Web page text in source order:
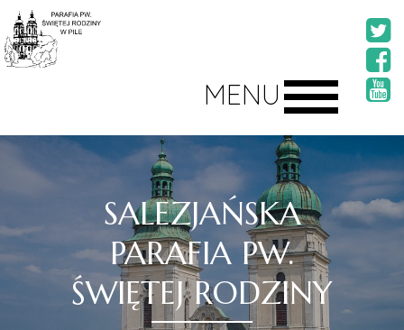
MENU
SALEZJAŃSKA
PARAFIA PW.
ŚWIĘTEJ RODZINY